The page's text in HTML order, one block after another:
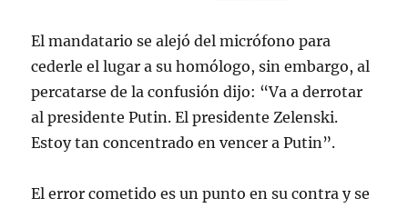
El mandatario se alejó del micrófono para
cederle el lugar a su homólogo, sin embargo, al
percatarse de la confusión dijo: “Va a derrotar
al presidente Putin. El presidente Zelenski.
Estoy tan concentrado en vencer a Putin”.
El error cometido es un punto en su contra y se